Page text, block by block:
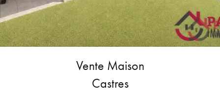
Vente Maison
Castres